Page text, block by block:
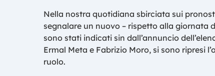
Nella nostra quotidiana sbirciata sui
segnalare un nuovo – rispetto alla giornata
sono stati indicati sin dall’annuncio
Ermal Meta e Fabrizio Moro, si sono ripresi
ruolo.